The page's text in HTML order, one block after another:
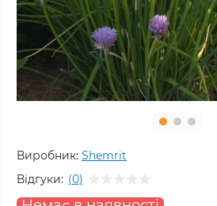
Виробник: Shemrit
Відгуки: (0)